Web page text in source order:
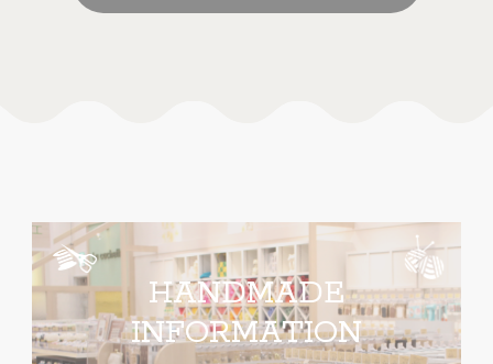
HANDMADE
INFORMATION